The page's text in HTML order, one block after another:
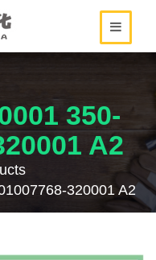
350-
A2
320001 A2